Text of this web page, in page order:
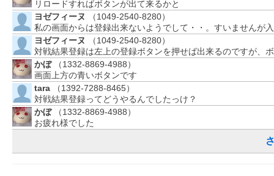
リロードすればボタンが出て来るかと
ヨゼフィーヌ
（1049-2540-8280）
私の画面からは登録出来ないようでして・・。すいませんが
ヨゼフィーヌ
（1049-2540-8280）
対戦結果登録は左上の登録ボタンを押せば出来るのですが、
かぼ
（1332-8869-4988）
画面上方の青いボタンです
tara
（1392-7288-8465）
対戦結果登録ってどうやるんでしたっけ？
かぼ
（1332-8869-4988）
お疲れ様でした